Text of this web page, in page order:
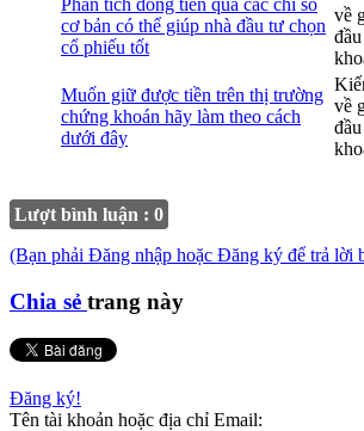
Phân tích dòng tiền qua các chỉ số
cơ bản có thể giúp nhà đầu tư chọn
cổ phiếu tốt
về
Muốn giữ được tiền trên thị trường
chứng khoán hãy làm theo cách
dưới đây
về
Lượt bình luận : 0
(Bạn phải Đăng nhập hoặc Đăng ký để trả lời
Chia sẻ trang này
Đăng ký!
Tên tài khoản hoặc địa chỉ Email: